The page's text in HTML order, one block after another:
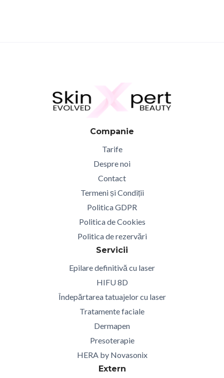
Companie
Tarife
Despre noi
Contact
Termeni și Condiții
Politica GDPR
Politica de Cookies
Politica de rezervări
Servicii
Epilare definitivă cu laser
HIFU 8D
Îndepărtarea tatuajelor cu laser
Tratamente faciale
Dermapen
Presoterapie
HERA by Novasonix
Extern